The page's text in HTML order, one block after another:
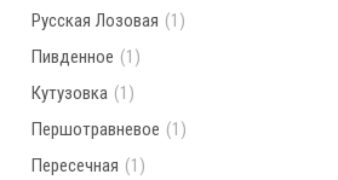
Русская Лозовая (1)
Пивденное (1)
Кутузовка (1)
Першотравневое (1)
Пересечная (1)